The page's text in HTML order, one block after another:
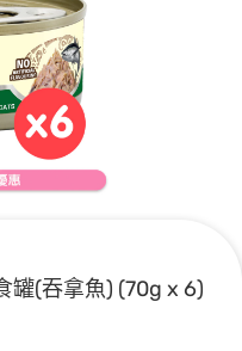
罐(吞拿魚) (70g x 6)